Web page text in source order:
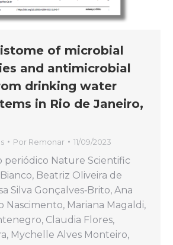
of microbial
and antimicrobial
drinking water
in Rio de Janeiro,
Por Remonar 11/09/2023
periódico Nature Scientific
Beatriz Oliveira de
Silva Gonçalves‑Brito, Ana
Nascimento, Mariana Magaldi,
Claudia Flores,
Mychelle Alves Monteiro,